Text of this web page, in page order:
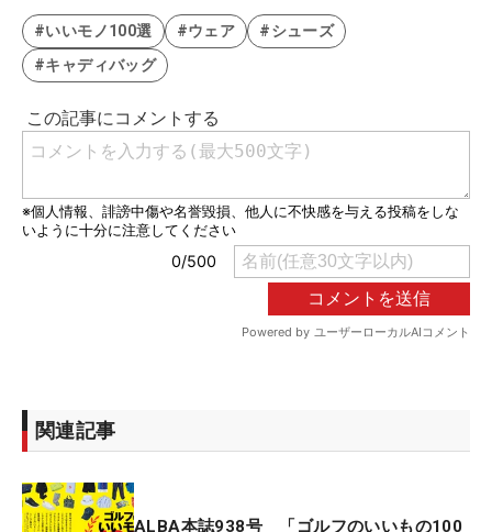
#いいモノ100選 #ウェア
#シューズ
#キャディバッグ
関連記事
ALBA本誌938号 「ゴルフのいいもの100